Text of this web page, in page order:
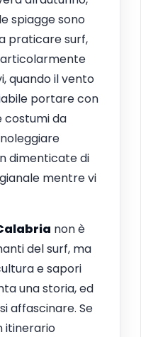
spiagge sono
praticare surf,
quando il vento
portare con
costumi da
dimenticate di
mentre vi
non è
del surf, ma
e sapori
una storia, ed
affascinare. Se
itinerario